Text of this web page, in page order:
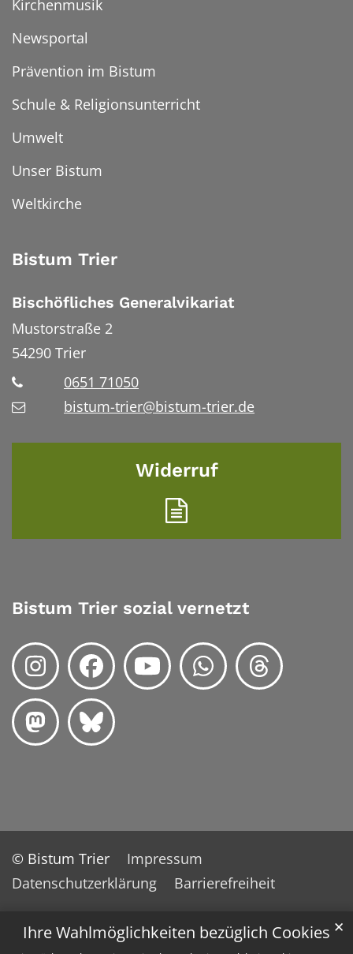
Ihre Wahlmöglichkeiten bezüglich Cookies ✕
Kirchenmusik
Newsportal
Prävention im Bistum
Schule & Religionsunterricht
Umwelt
Unser Bistum
Weltkirche
Bistum Trier
Bischöfliches Generalvikariat
Mustorstraße 2
54290 Trier
0651 71050
bistum-trier@bistum-trier.de
Widerruf
Bistum Trier sozial vernetzt
© Bistum Trier
Impressum
Datenschutzerklärung
Barrierefreiheit